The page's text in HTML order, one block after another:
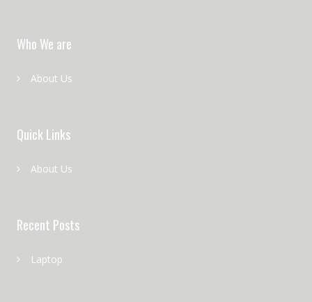
Who We are
About Us
Quick Links
About Us
Recent Posts
Laptop